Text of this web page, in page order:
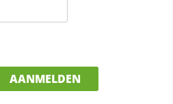
AANMELDEN